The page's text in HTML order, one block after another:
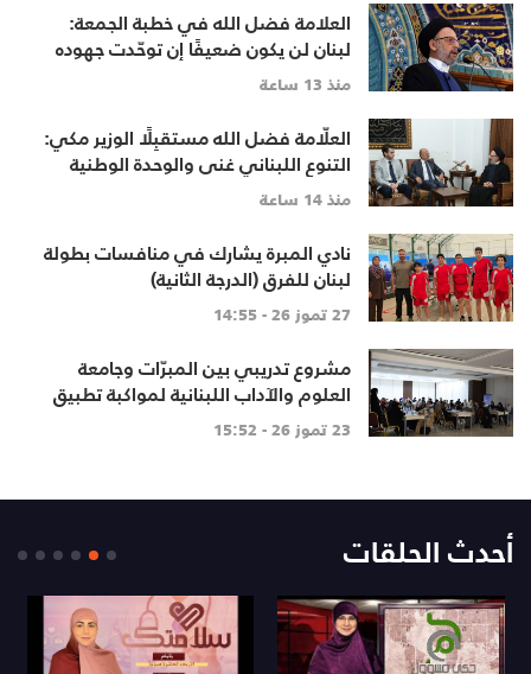
العلامة فضل الله في خطبة الجمعة:
لبنان لن يكون ضعيفًا إن توحّدت جهوده
وخرج الجميع من حساباتهم الخاصّة
منذ 13 ساعة
العلّامة فضل الله مستقبِلًا الوزير مكي:
التنوع اللبناني غنى والوحدة الوطنية
أساس
منذ 14 ساعة
نادي المبرة يشارك في منافسات بطولة
لبنان للفرق (الدرجة الثانية)
27 تموز 26 - 14:55
مشروع تدريبي بين المبرّات وجامعة
العلوم والآداب اللبنانية لمواكبة تطبيق
المنهاج اللبناني المطوّ
23 تموز 26 - 15:52
أحدث الحلقات